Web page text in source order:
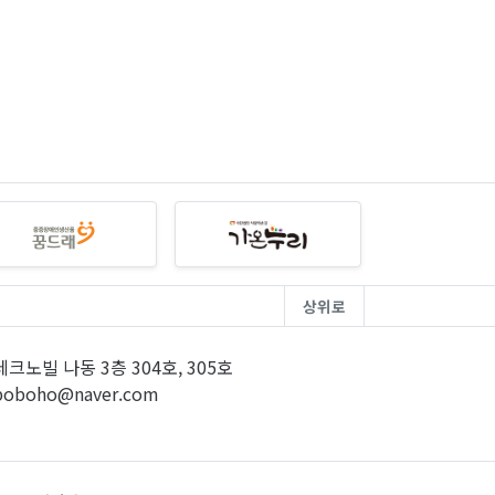
상위로
크노빌 나동 3층 304호, 305호